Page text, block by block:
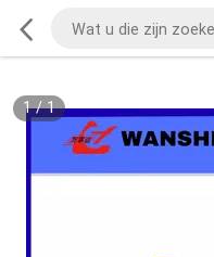
1/1